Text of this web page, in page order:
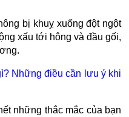
bị khuỵ xuống đột ngột
xấu tới hông và đầu gối,
Những điều cần lưu ý khi
những thắc mắc của bạn